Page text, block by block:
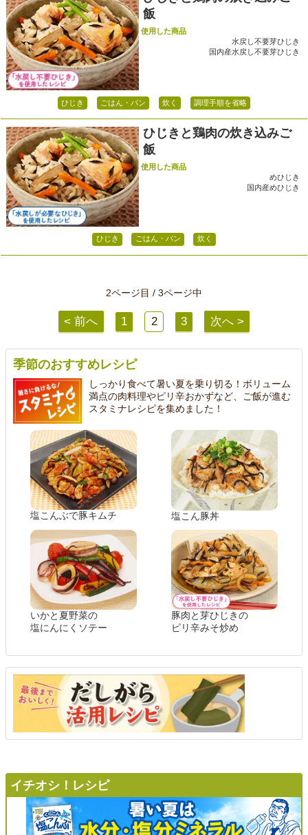
飯
使用した商品
水戻し不要芽ひじき
国内産水戻し不要芽ひじき
ひじき ごはん・パン 炊く 調理手順を省略
ひじきと鶏肉の炊き込みご
飯
使用した商品
めひじき
国内産めひじき
ひじき ごはん・パン 炊く
2ページ目 / 3ページ中
< 前へ 1 2 3 次へ >
季節のおすすめレシピ
しっかり食べて暑い夏を乗り切る！ボリューム
満点の肉料理やピリ辛おかずなど、ご飯が進む
スタミナレシピを集めました！
塩こんぶで豚キムチ 塩こん豚丼
いかと夏野菜の
塩にんにくソテー
豚肉と芽ひじきの
ピリ辛みそ炒め
イチオシ！レシピ